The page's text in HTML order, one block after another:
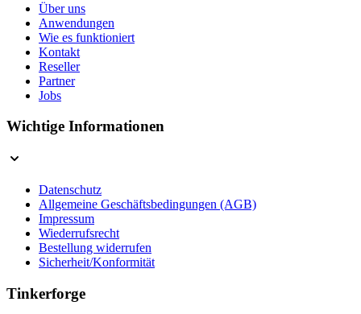
Über uns
Anwendungen
Wie es funktioniert
Kontakt
Reseller
Partner
Jobs
Wichtige Informationen
Datenschutz
Allgemeine Geschäftsbedingungen (AGB)
Impressum
Wiederrufsrecht
Bestellung widerrufen
Sicherheit/Konformität
Tinkerforge